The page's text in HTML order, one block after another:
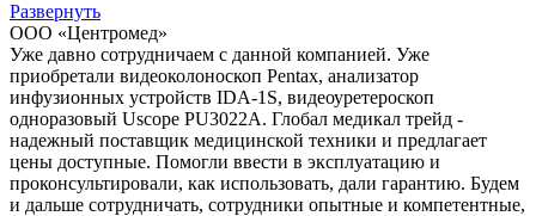
Развернуть
ООО «Центромед»
Уже давно сотрудничаем с данной компанией. Уже
приобретали видеоколоноскоп Pentax, анализатор
инфузионных устройств IDA-1S, видеоуретероскоп
одноразовый Uscope PU3022A. Глобал медикал трейд -
надежный поставщик медицинской техники и предлагает
цены доступные. Помогли ввести в эксплуатацию и
проконсультировали, как использовать, дали гарантию. Будем
и дальше сотрудничать, сотрудники опытные и компетентные,